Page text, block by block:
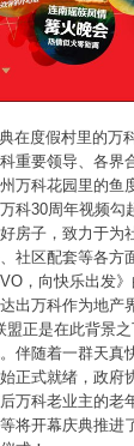
在度假村里的万
重要领导、各界
万科花园里的鱼
科30周年视频勾
房子，致力于为
社区配套等各方
VO ，向快乐出发
出万科作为地产
盟正是在此背景
伴随着一群天真
正式就绪，政府
万科老业主的老
将开幕庆典推